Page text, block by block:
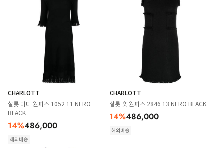
CHARLOTT
샬롯 미디 원피스 1052 11 NERO
BLACK
14%486,000
해외배송
CHARLOTT
샬롯 숏 원피스 2846 13 NERO BLACK
14%486,000
해외배송